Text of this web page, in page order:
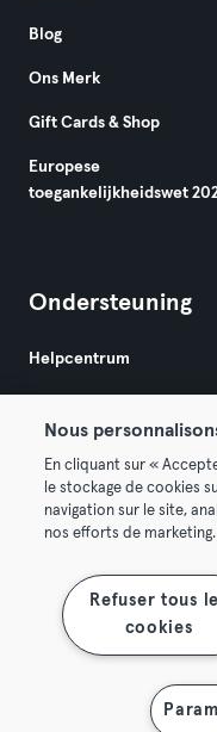
Blog
Ons Merk
Gift Cards & Shop
Europese
toegankelijkheidswet
Ondersteuning
Helpcentrum
Algemene Voorwaarden
Membership
Nous
En cliquant sur «
le stockage de cookies
navigation sur le site,
nos efforts de marketing.
Refuser tous
cookies